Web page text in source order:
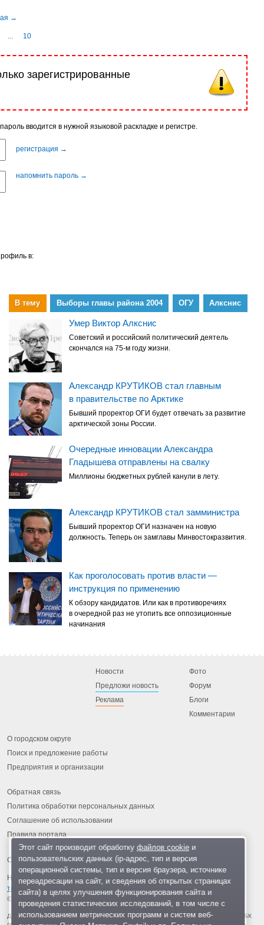
10
зарегистрированные
вводится в нужной языковой раскладке и регистре.
регистрация →
напомнить пароль →
в:
В тему Выборы главы района 2004 ОГУ Алкснис
Умер Виктор Алкснис
Советский и российский политический деятель
скончался на 75-м году жизни.
Александр КРУТИКОВ стал главным
в правительстве по Арктике
Бывший проректор ОГИ будет отвечать за развитие
арктической зоны России.
Очередные инновации Александра
Гладышева отправлены на свалку
Миллионы бюджетных рублей канули в лету.
Александр КРУТИКОВ стал замминистра
Бывший проректор ОГИ назначен на новую
должность. Теперь он замглавы Минвостокразвития.
Как проголосовать против власти —
инструкция по применению
К обзору кандидатов. Или как в противоречиях
в очередной раз не утопить все оппозиционные
начинания
Новости
Предложи новость
Реклама
Фото
Форум
Блоги
Комментарии
О городском округе
Поиск и предложение работы
Предприятия и организации
Обратная связь
Политика обработки персональных данных
Соглашение об использовании
Правила портала
На информационном ресурсе применяются рекомендательные
технологии
© 2013-2026 «ОИНФО»,
сделано в Одинцово
Для читателей: В России признаны экстремистскими и запрещены организации ФБК
Этот сайт производит обработку файлов cookieи
пользовательских данных (ip-адрес, тип и версия
операционной системы, тип и версия браузера, источнике
переадресации на сайт, и сведения об открытых страницах
сайта) в целях улучшения функционирования сайта и
проведения статистических исследований, в том числе с
использованием метрических программ и систем веб-